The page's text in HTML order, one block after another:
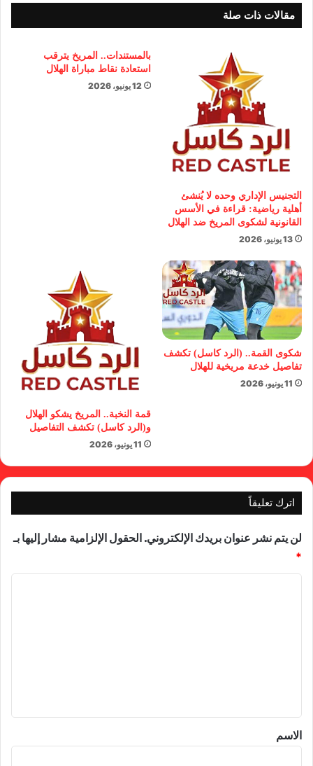
مقالات ذات صلة
التجنيس الإداري وحده لا يُنشئ
أهلية رياضية: قراءة في الأسس
القانونية لشكوى المريخ ضد الهلال
13 يونيو، 2026
بالمستندات.. المريخ يترقب
استعادة نقاط مباراة الهلال
12 يونيو، 2026
شكوى القمة.. (الرد كاسل) تكشف
تفاصيل خدعة مريخية للهلال
11 يونيو، 2026
قمة النخبة.. المريخ يشكو الهلال
و(الرد كاسل) تكشف التفاصيل
11 يونيو، 2026
اترك تعليقاً
لن يتم نشر عنوان بريدك الإلكتروني. الحقول الإلزامية مشار إليها بـ
*
*
الاسم